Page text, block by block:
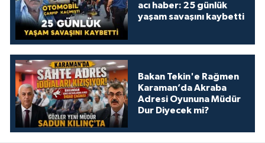
acı haber: 25 günlük
yaşam savaşını kaybetti
Bakan Tekin'e Rağmen
Karaman’da Akraba
Adresi Oyununa Müdür
Dur Diyecek mi?